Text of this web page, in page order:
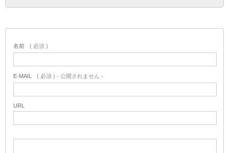
名前 ( 必須 )
E-MAIL ( 必須 ) - 公開されません -
URL